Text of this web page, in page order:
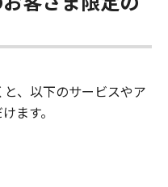
と、以下のサービスやア
ます。